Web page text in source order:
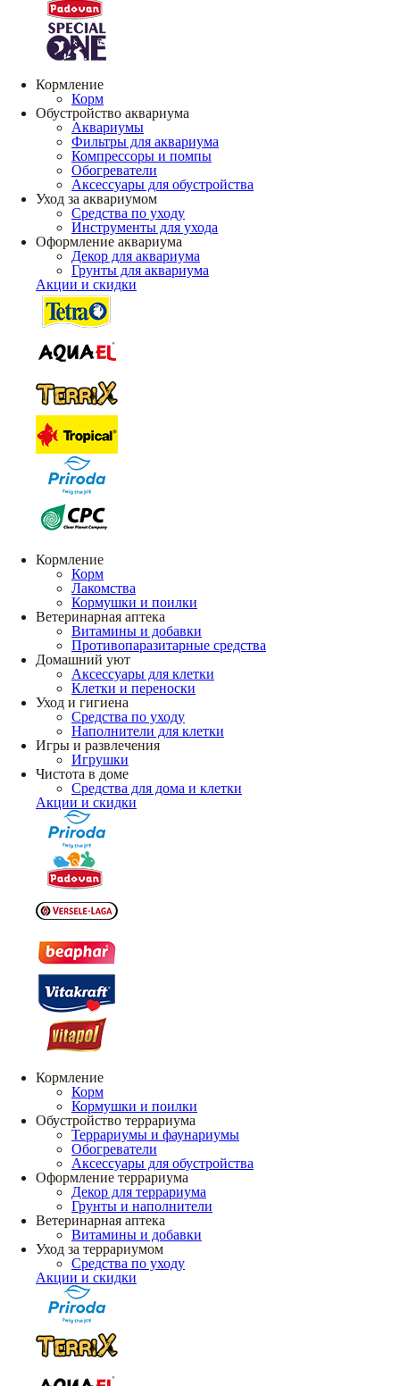
Кормление
Корм
Обустройство аквариума
Аквариумы
Фильтры для аквариума
Компрессоры и помпы
Обогреватели
Аксессуары для обустройства
Уход за аквариумом
Средства по уходу
Инструменты для ухода
Оформление аквариума
Декор для аквариума
Грунты для аквариума
Акции и скидки
Кормление
Корм
Лакомства
Кормушки и поилки
Ветеринарная аптека
Витамины и добавки
Противопаразитарные средства
Домашний уют
Аксессуары для клетки
Клетки и переноски
Уход и гигиена
Средства по уходу
Наполнители для клетки
Игры и развлечения
Игрушки
Чистота в доме
Средства для дома и клетки
Акции и скидки
Кормление
Корм
Кормушки и поилки
Обустройство террариума
Террариумы и фаунариумы
Обогреватели
Аксессуары для обустройства
Оформление террариума
Декор для террариума
Грунты и наполнители
Ветеринарная аптека
Витамины и добавки
Уход за террариумом
Средства по уходу
Акции и скидки